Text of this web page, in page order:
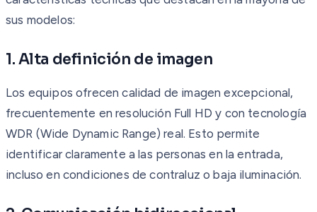
sus modelos:
1. Alta definición de imagen
Los equipos ofrecen calidad de imagen excepcional,
frecuentemente en resolución Full HD y con tecnología
WDR (Wide Dynamic Range) real. Esto permite
identificar claramente a las personas en la entrada,
incluso en condiciones de contraluz o baja iluminación.